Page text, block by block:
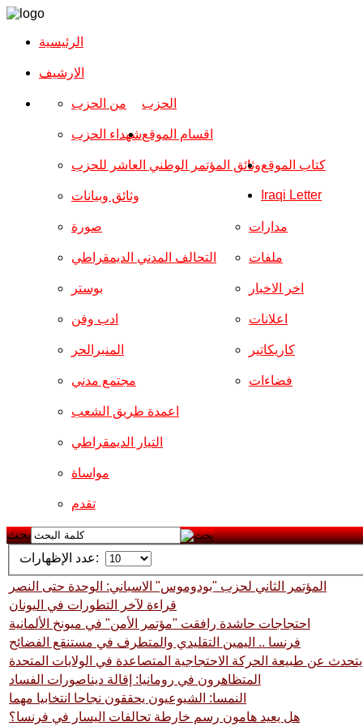
الرئيسية
الارشیف
الحزب من الحزب
شهداء الحزب
وثائق المؤتمر الوطني العاشر للحزب
وثائق وبيانات
اقسام الموقع
صورة
التحالف المدني الديمقراطي
بوستر
ادب وفن
المنبرالحر
مجتمع مدني
مدارات
ملفات
اخر الاخبار
اعلانات
كاريكاتير
فضاءات
اعمدة طريق الشعب
التيار الديمقراطي
مواساة
تقدم
كتاب الموقع
Iraqi Letter
بحث
عدد الإظهارات:
المؤتمر الثاني لحزب "بودوموس" الاسباني: الوحدة حتى النصر
قراءة لآخر التطورات في اليونان
احتجاجات حاشدة رافقت "مؤتمر الأمن" في ميونخ الألمانية
فرنسا .. اليمين التقليدي والمتطرف في مستنقع الفضائح
عن طبيعة الحركة الاحتجاجية المتصاعدة في الولايات المتحدة
المتظاهرون في رومانيا: إقالة ديناصورات الفساد
النمسا: الشيوعيون يحققون نجاحا انتخابيا مهما
هل يعيد هامون رسم خارطة تحالفات اليسار في فرنسا؟